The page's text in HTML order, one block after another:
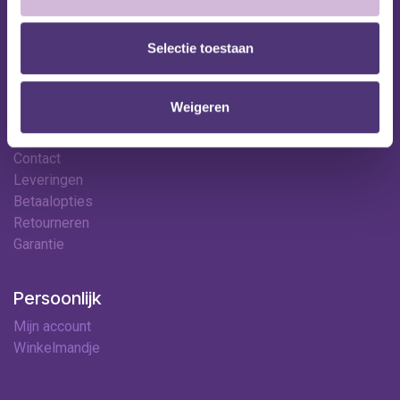
Selectie toestaan
Weigeren
Onze specialisten
Contact
Hulp & contact
Contact
Leveringen
Betaalopties
Retourneren
Garantie
Persoonlijk
Mijn account
Winkelmandje